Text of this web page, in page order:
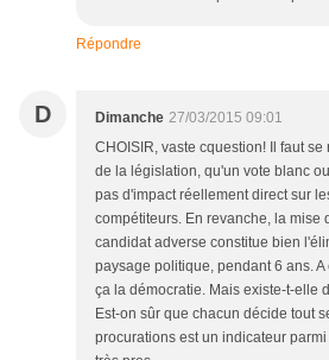
Répondre
D Dimanche 27/03/2015 09:01
CHOISIR, vaste cquestion! Il faut se
de la législation, qu'un vote blanc
pas d'impact réellement direct sur
compétiteurs. En revanche, la mise
candidat adverse constitue bien
paysage politique, pendant 6 ans.
ça la démocratie. Mais existe-t-elle
Est-on sûr que chacun décide tout
procurations est un indicateur